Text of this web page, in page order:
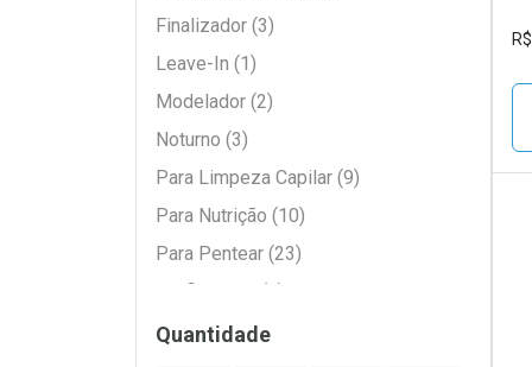
R$
Finalizador (3)
Leave-In (1)
Modelador (2)
Noturno (3)
Para Limpeza Capilar (9)
Para Nutrição (10)
Para Pentear (23)
Profissional (2)
Protetor Térmico (4)
Quantidade